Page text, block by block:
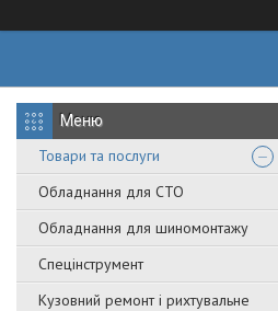
Товари та послуги
Обладнання для СТО
Обладнання для шиномонтажу
Спецінструмент
Кузовний ремонт і рихтувальне